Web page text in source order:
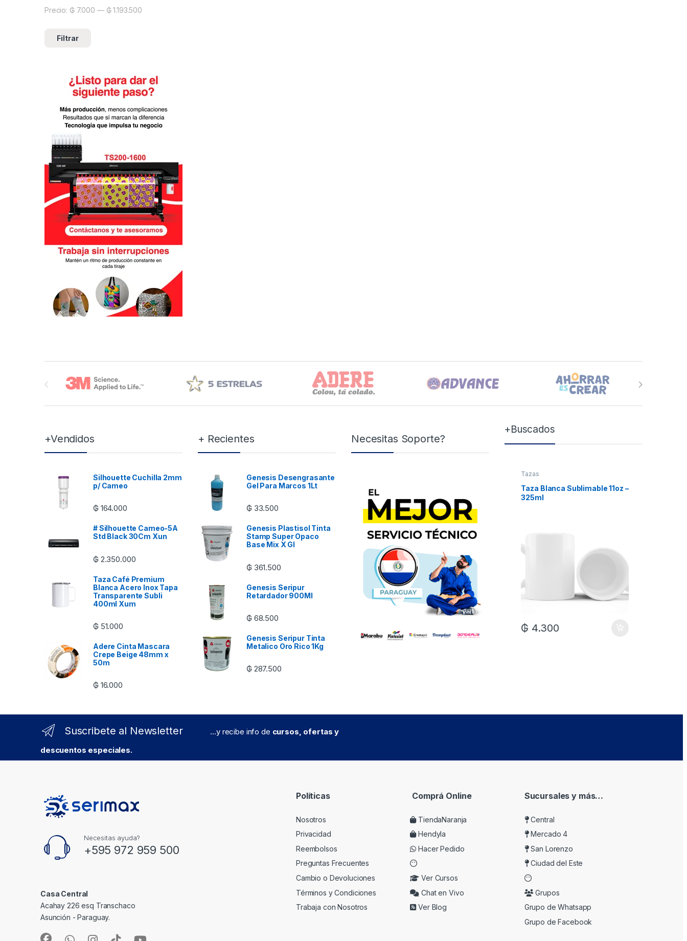
Precio mínimo
Precio máximo
Filtrar
Precio: ₲ 7.000 — ₲ 1.193.500
+Vendidos
Silhouette Cuchilla 2mm
p/ Cameo
₲ 164.000
# Silhouette Cameo-5A
Std Black 30Cm Xun
₲ 2.350.000
Taza Café Premium
Blanca Acero Inox Tapa
Transparente Subli
400ml Xum
₲ 51.000
Adere Cinta Mascara
Crepe Beige 48mm x
50m
₲ 16.000
+ Recientes
Genesis Desengrasante
Gel Para Marcos 1Lt
₲ 33.500
Genesis Plastisol Tinta
Stamp Super Opaco
Base Mix X Gl
₲ 361.500
Genesis Seripur
Retardador 900Ml
₲ 68.500
Genesis Seripur Tinta
Metalico Oro Rico 1Kg
₲ 287.500
Necesitas Soporte?
+Buscados
Tazas
Taza Blanca Sublimable 11oz –
325ml
₲ 4.300
Suscribete al Newsletter ...y recibe info de cursos, ofertas y
descuentos especiales.
Necesitas ayuda?
+595 972 959 500
Casa Central
Acahay 226 esq Transchaco
Asunción - Paraguay.
Políticas
Nosotros
Privacidad
Reembolsos
Preguntas Frecuentes
Cambio o Devoluciones
Términos y Condiciones
Trabaja con Nosotros
Comprá Online
TiendaNaranja
Hendyla
Hacer Pedido
Ver Cursos
Chat en Vivo
Ver Blog
Sucursales y más…
Central
Mercado 4
San Lorenzo
Ciudad del Este
Grupos
Grupo de Whatsapp
Grupo de Facebook